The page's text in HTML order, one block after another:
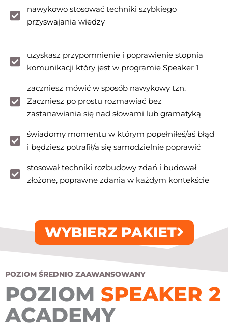
nawykowo stosować techniki szybkiego
przyswajania wiedzy
uzyskasz przypomnienie i poprawienie stopnia
komunikacji który jest w programie Speaker 1
zaczniesz mówić w sposób nawykowy tzn.
Zaczniesz po prostu rozmawiać bez
zastanawiania się nad słowami lub gramatyką
świadomy momentu w którym popełniłeś/aś błąd
i będziesz potrafił/a się samodzielnie poprawić
stosował techniki rozbudowy zdań i budował
złożone, poprawne zdania w każdym kontekście
WYBIERZ PAKIET
POZIOM ŚREDNIO ZAAWANSOWANY
POZIOM SPEAKER 2
ACADEMY